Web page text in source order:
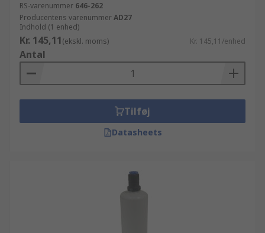
RS-varenummer 646-262
Producentens varenummerAD27
Indhold (1 enhed)
Kr. 145,11(ekskl. moms) Kr. 145,11/enhed
Antal
Tilføj
Datasheets